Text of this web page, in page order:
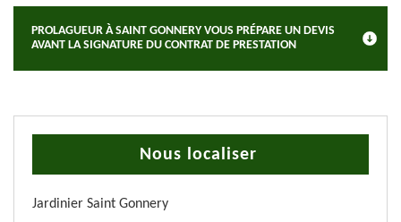
PROLAGUEUR À SAINT GONNERY VOUS PRÉPARE UN DEVIS
AVANT LA SIGNATURE DU CONTRAT DE PRESTATION
Nous localiser
Jardinier Saint Gonnery